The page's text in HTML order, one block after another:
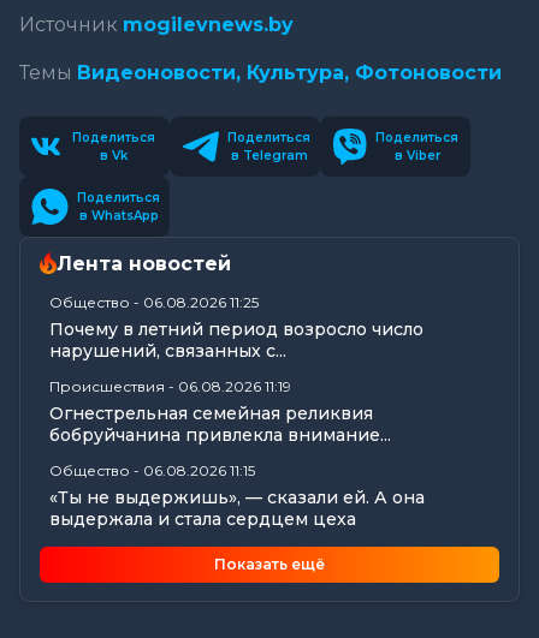
Источник mogilevnews.by
Темы Видеоновости, Культура, Фотоновости
Поделиться
в Vk
Поделиться
в Telegram
Поделиться
в Viber
Поделиться
в WhatsApp
Лента новостей
Общество - 06.08.2026 11:25
Почему в летний период возросло число
нарушений, связанных с...
Происшествия - 06.08.2026 11:19
Огнестрельная семейная реликвия
бобруйчанина привлекла внимание...
Общество - 06.08.2026 11:15
«Ты не выдержишь», — сказали ей. А она
выдержала и стала сердцем цеха
В Бобруйске с карты пенсионерки почти 800
рублей «ушли» в...
Показать ещё